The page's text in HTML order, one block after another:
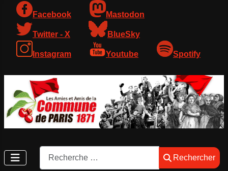
Facebook Mastodon
Twitter - X BlueSky
Instagram Youtube Spotify
Rechercher
Rechercher